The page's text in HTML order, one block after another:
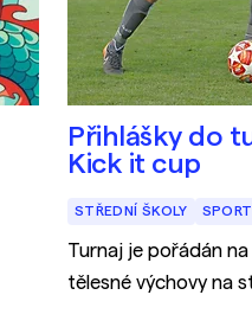
Přihlášky do
Kick it cup
STŘEDNÍ ŠKOLY SPORT
Turnaj je pořádán
tělesné výchovy na